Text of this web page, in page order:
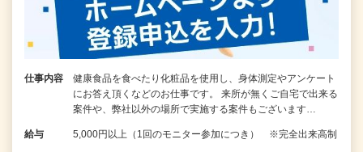
仕事内容
健康食品を食べたり化粧品を使用し、身体測定やアンケート
にお答え頂くなどのお仕事です。 来所が無くご自宅で出来る
案件や、弊社以外の場所で実施する案件もございます…
給与 5,000円以上（1回のモニター参加につき） ※完全出来高制